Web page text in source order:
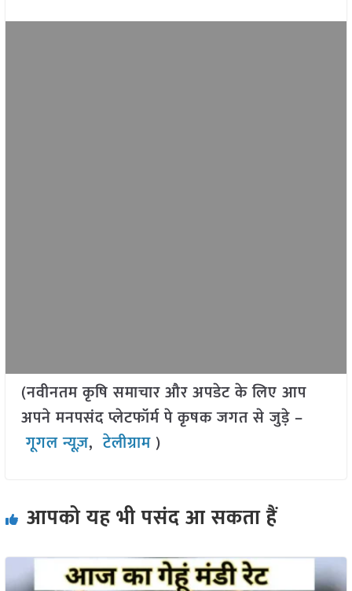
(नवीनतम कृषि समाचार और अपडेट के लिए आप
अपने मनपसंद प्लेटफॉर्म पे कृषक जगत से जुड़े –
गूगल न्यूज़,टेलीग्राम )
आपको यह भी पसंद आ सकता हैं